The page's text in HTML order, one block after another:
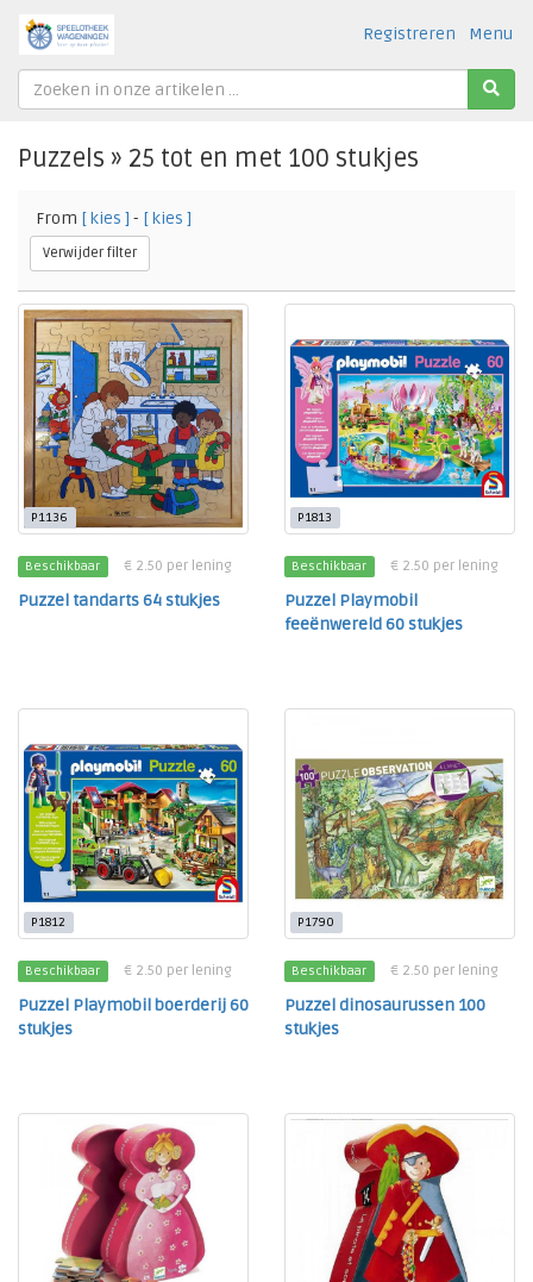
Menu
Registreren
Puzzels » 25 tot en met 100 stukjes
From [ kies ] - [ kies ]
Verwijder filter
P1136
Beschikbaar € 2.50 per lening
Puzzel tandarts 64 stukjes
P1813
Beschikbaar € 2.50 per lening
Puzzel Playmobil
feeënwereld 60 stukjes
P1812
Beschikbaar € 2.50 per lening
Puzzel Playmobil boerderij 60
stukjes
P1790
Beschikbaar € 2.50 per lening
Puzzel dinosaurussen 100
stukjes